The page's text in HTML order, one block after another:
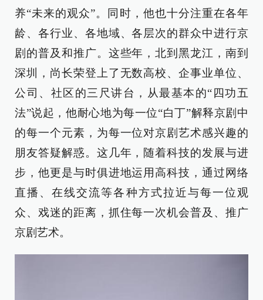
养“未来的观众”。同时，他也十分注重在各年
龄、各行业、各地域、各层次的群众中进行京
剧的普及和推广。这些年，北到黑龙江，南到
深圳，尚长荣登上了无数高校、企事业单位、
公司、社区的三尺讲台，从最基本的“四功五
法”说起，他耐心地为每一位“白丁”解释京剧中
的每一个元素，为每一位对京剧艺术感兴趣的
朋友答疑解惑。这几年，随着科技的发展与进
步，他更是与时俱进地运用高科技，通过网络
直播、在线交流等各种方式拉近与每一位观
众、戏迷的距离，抓住每一次机会普及、推广
京剧艺术。